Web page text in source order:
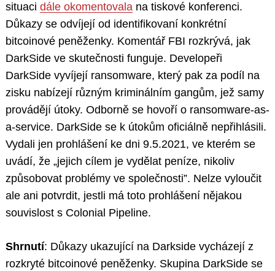
situaci dále okomentovala na tiskové konferenci.
Důkazy se odvíjejí od identifikovaní konkrétní
bitcoinové peněženky. Komentář FBI rozkrývá, jak
DarkSide ve skutečnosti funguje. Developeři
DarkSide vyvíjejí ransomware, který pak za podíl na
zisku nabízejí různým kriminálním gangům, jež samy
provádějí útoky. Odborně se hovoří o ransomware-as-
a-service. DarkSide se k útokům oficiálně nepřihlásili.
Vydali jen prohlášení ke dni 9.5.2021, ve kterém se
uvádí, že „jejich cílem je vydělat peníze, nikoliv
způsobovat problémy ve společnosti”. Nelze vyloučit
ale ani potvrdit, jestli má toto prohlášení nějakou
souvislost s Colonial Pipeline.
Shrnutí: Důkazy ukazující na Darkside vycházejí z
rozkryté bitcoinové peněženky. Skupina DarkSide se